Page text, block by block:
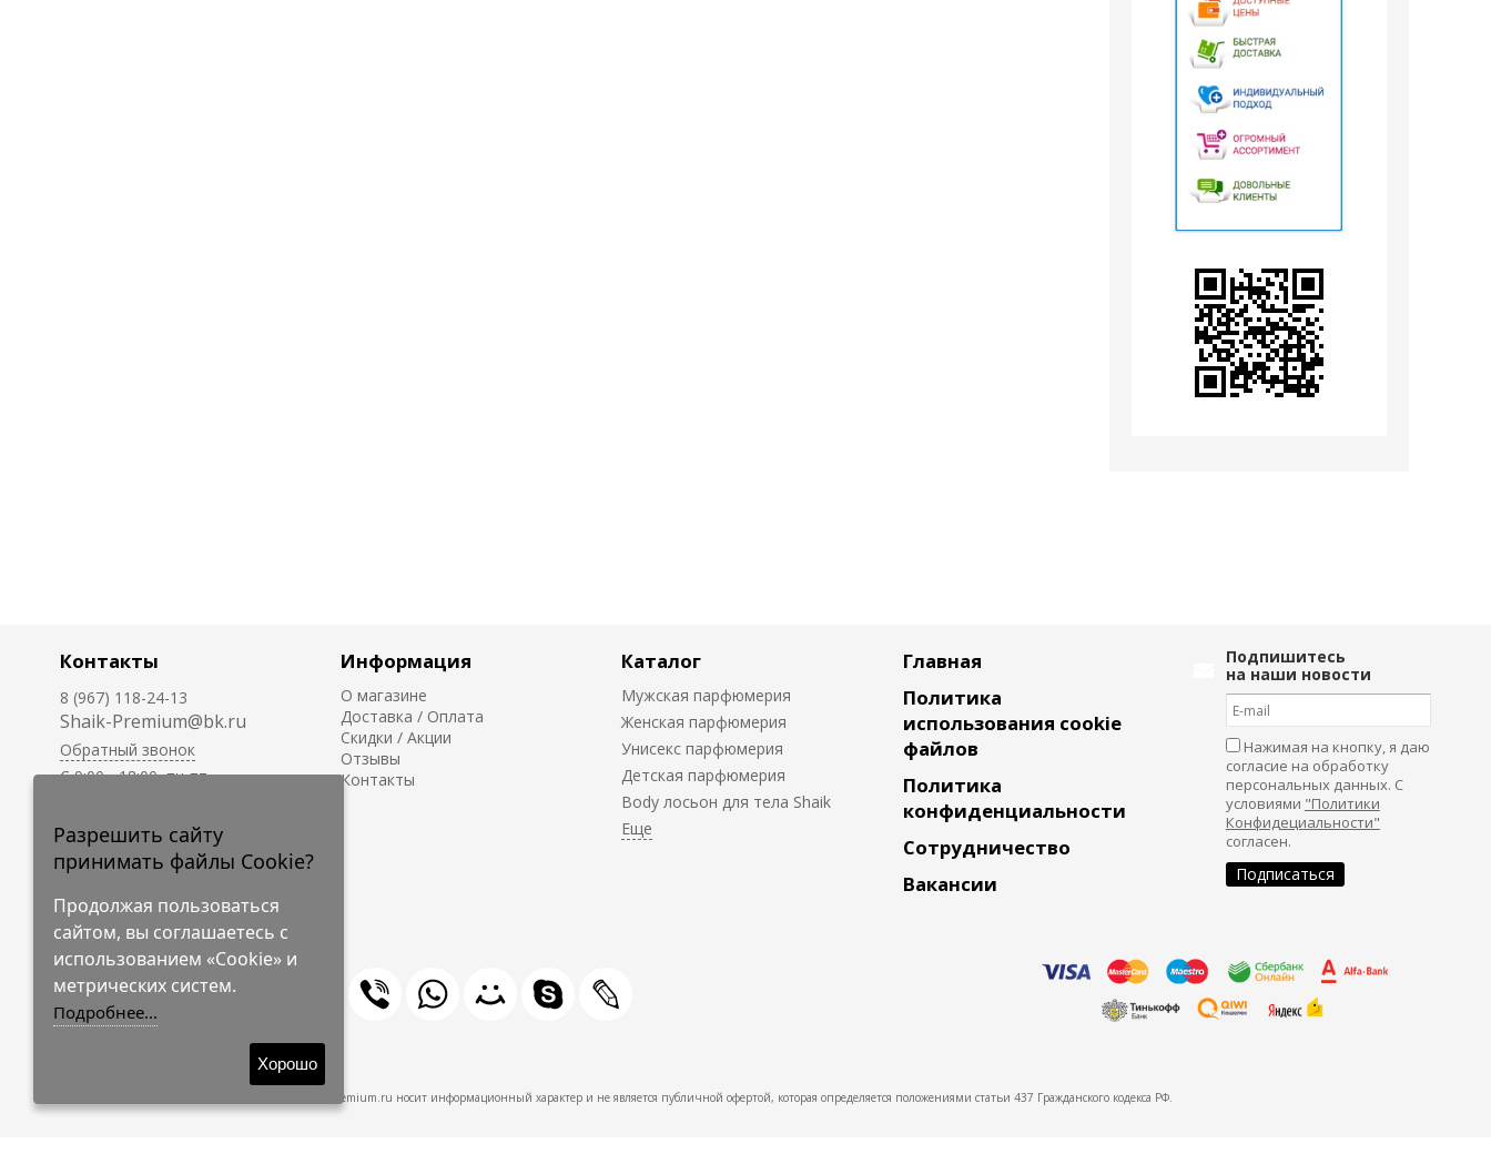
Контакты
8 (967) 118-24-13
Shaik-Premium@bk.ru
Обратный звонок
C 9:00 - 18:00, пн-пт
круглосуточно.
Информация
О магазине
Доставка / Оплата
Скидки / Акции
Отзывы
Контакты
Каталог
Мужская парфюмерия
Женская парфюмерия
Унисекс парфюмерия
Детская парфюмерия
Body лосьон для тела Shaik
Главная
Политика
использования cookie
файлов
Политика
конфиденциальности
Сотрудничество
Вакансии
Подпишитесь
на наши новости
Нажимая на кнопку, я даю
согласие на обработку
персональных данных. С
условиями "Политики
Конфидециальности"
согласен.
© 2009-2026 Shaik-Premium
Shaik-Premium.ru носит информационный характер и не является публичной офертой, которая определяется положениями статьи 437 Гражданского кодекса РФ.
Разрешить сайту
принимать файлы Cookie?
Продолжая пользоваться
сайтом, вы соглашаетесь с
использованием «Cookie» и
метрических систем.
Подробнее...
Хорошо